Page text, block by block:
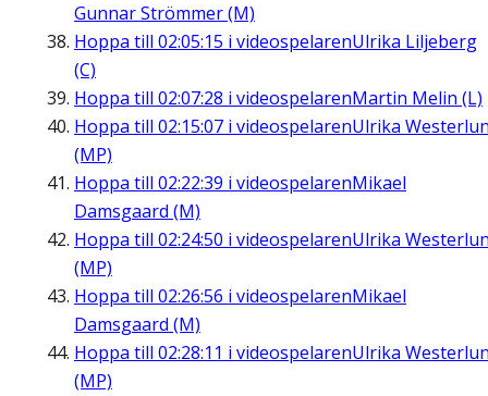
Gunnar Strömmer (M)
Hoppa till 02:05:15 i videospelarenUlrika Liljeberg
(C)
Hoppa till 02:07:28 i videospelarenMartin Melin (L)
Hoppa till 02:15:07 i videospelarenUlrika
(MP)
Hoppa till 02:22:39 i videospelarenMikael
Damsgaard (M)
Hoppa till 02:24:50 i videospelarenUlrika
(MP)
Hoppa till 02:26:56 i videospelarenMikael
Damsgaard (M)
Hoppa till 02:28:11 i videospelarenUlrika
(MP)